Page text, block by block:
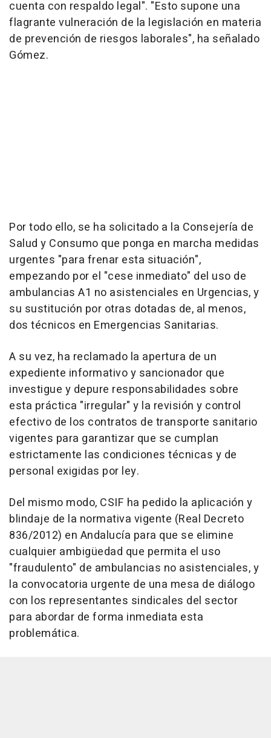
cuenta con respaldo legal". "Esto supone una
flagrante vulneración de la legislación en materia
de prevención de riesgos laborales", ha señalado
Gómez.
Por todo ello, se ha solicitado a la Consejería de
Salud y Consumo que ponga en marcha medidas
urgentes "para frenar esta situación",
empezando por el "cese inmediato" del uso de
ambulancias A1 no asistenciales en Urgencias, y
su sustitución por otras dotadas de, al menos,
dos técnicos en Emergencias Sanitarias.
A su vez, ha reclamado la apertura de un
expediente informativo y sancionador que
investigue y depure responsabilidades sobre
esta práctica "irregular" y la revisión y control
efectivo de los contratos de transporte sanitario
vigentes para garantizar que se cumplan
estrictamente las condiciones técnicas y de
personal exigidas por ley.
Del mismo modo, CSIF ha pedido la aplicación y
blindaje de la normativa vigente (Real Decreto
836/2012) en Andalucía para que se elimine
cualquier ambigüedad que permita el uso
"fraudulento" de ambulancias no asistenciales, y
la convocatoria urgente de una mesa de diálogo
con los representantes sindicales del sector
para abordar de forma inmediata esta
problemática.